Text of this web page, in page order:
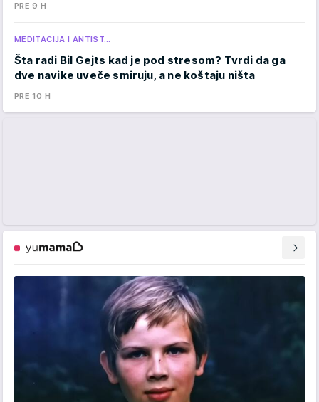
PRE 9 H
MEDITACIJA I ANTIST…
Šta radi Bil Gejts kad je pod stresom? Tvrdi da ga
dve navike uveče smiruju, a ne koštaju ništa
PRE 10 H